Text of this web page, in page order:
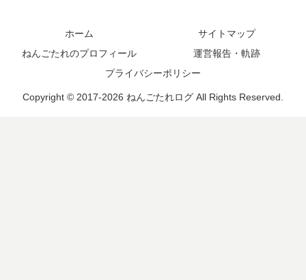
ホーム
サイトマップ
ねんごたれのプロフィール
運営報告・軌跡
プライバシーポリシー
Copyright © 2017-2026 ねんごたれログ All Rights Reserved.